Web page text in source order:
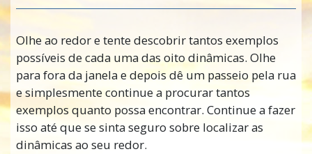
Olhe ao redor e tente descobrir tantos exemplos
possíveis de cada uma das oito dinâmicas. Olhe
para fora da janela e depois dê um passeio pela rua
e simplesmente continue a procurar tantos
exemplos quanto possa encontrar. Continue a fazer
isso até que se sinta seguro sobre localizar as
dinâmicas ao seu redor.